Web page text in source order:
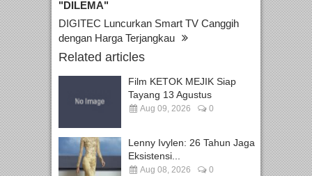
"DILEMA"
DIGITEC Luncurkan Smart TV Canggih
dengan Harga Terjangkau
Related articles
Film KETOK MEJIK Siap
Tayang 13 Agustus
Aug 09, 2026 0
Lenny Ivylen: 26 Tahun Jaga
Eksistensi...
Aug 08, 2026 0